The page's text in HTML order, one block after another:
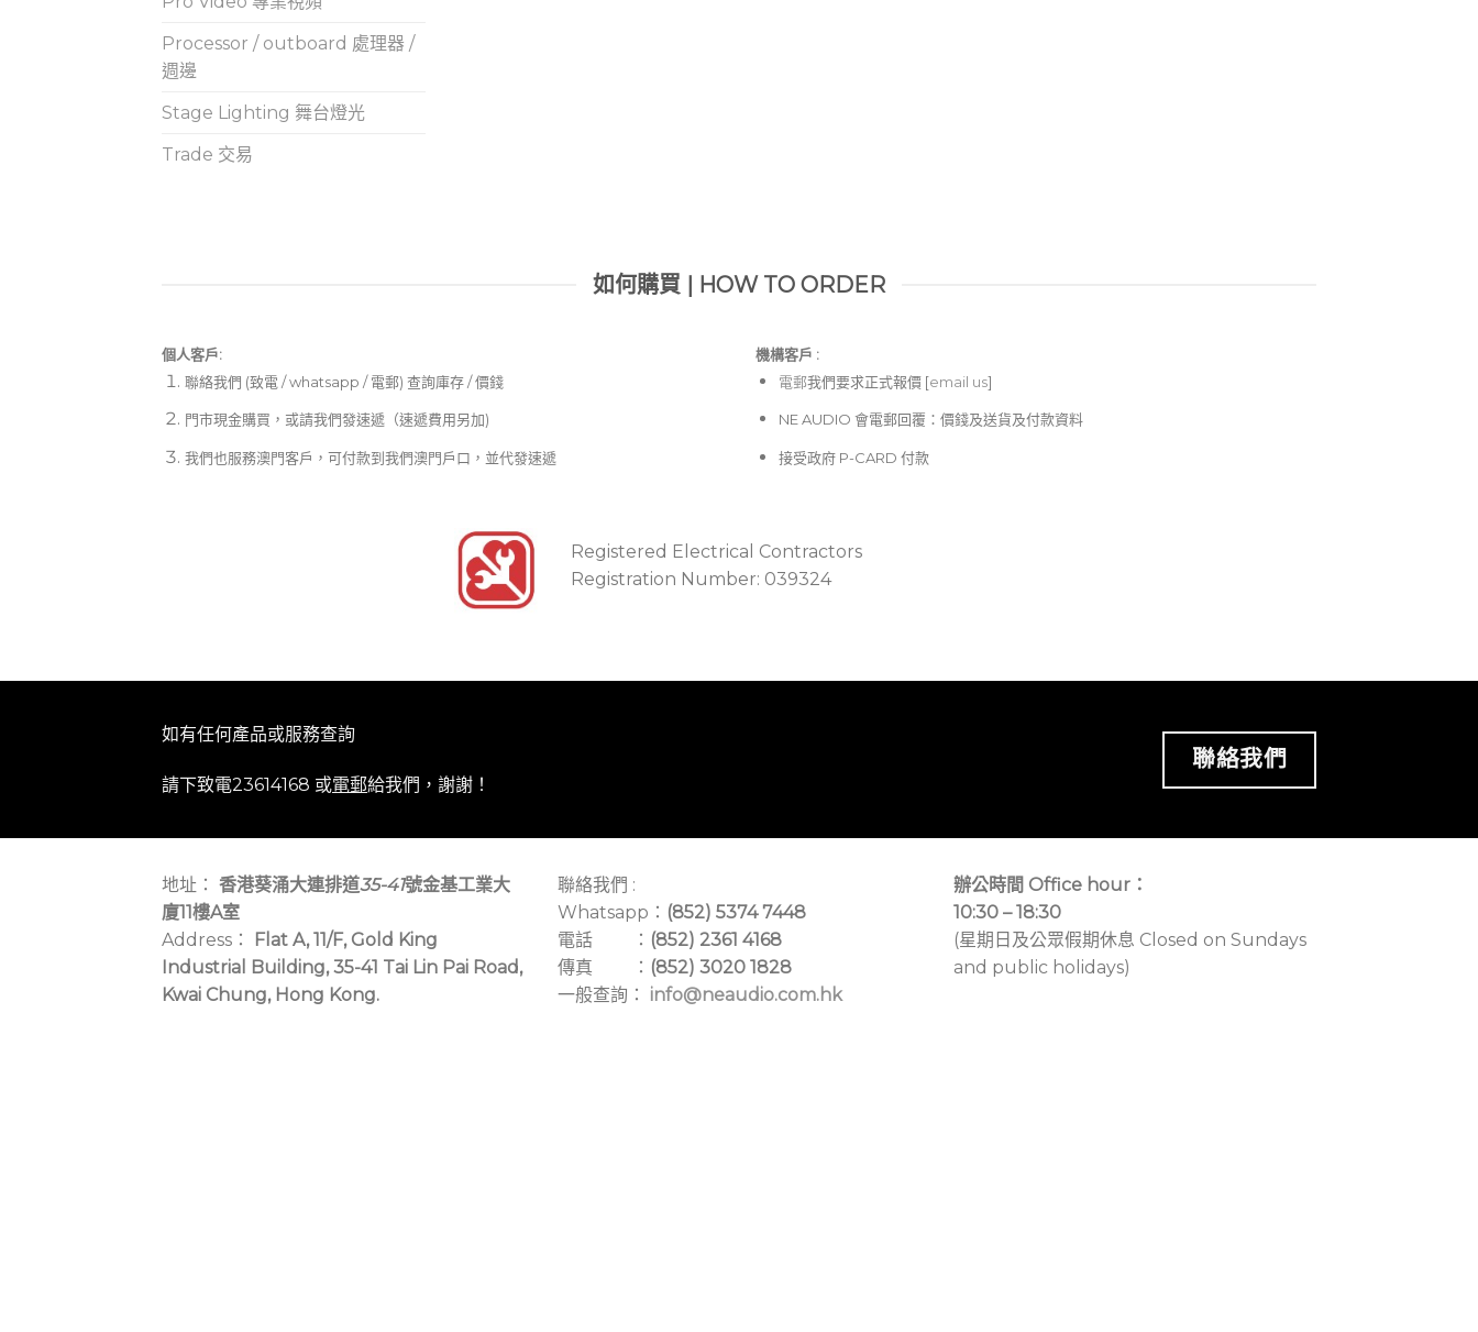
Processor / outboard 處理器 /
週邊
Stage Lighting 舞台燈光
Trade 交易
如何購買 | HOW TO ORDER
個人客戶:
聯絡我們 (致電 / whatsapp / 電郵) 查詢庫存 / 價錢
門市現金購買，或請我們發速遞（速遞費用另加)
我們也服務澳門客戶，可付款到我們澳門戶口，並代發速遞
機構客戶 :​
電郵我們要求正式報價 [email us]
NE AUDIO 會電郵回覆：價錢及送貨及付款資料
接受政府 P-CARD 付款
Registered Electrical Contractors
Registration Number: 039324
如有任何產品或服務查詢
請下致電23614168 或電郵給我們，謝謝！
聯絡我們
地址： 香港葵涌大連排道35-41號金基工業大
廈11樓A室
Address：
Flat A, 11/F, Gold King
Industrial Building, 35-41 Tai Lin Pai Road,
Kwai Chung, Hong Kong.
聯絡我們 :
Whatsapp： (852) 5374 7448
電話 ： (852) 2361 4168
傳真 ： (852) 3020 1828
一般查詢： info@neaudio.com.hk
辦公時間 Office hour：
10:30 – 18:30
(星期日及公眾假期休息 Closed on Sundays
and public holidays)